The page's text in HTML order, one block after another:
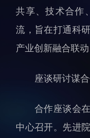
人才概况
人才介绍
人才招聘
博士后
共享、技术合作
流，旨在打通科
产业创新融合联
座谈研讨谋
合作座谈会
中心召开。先进